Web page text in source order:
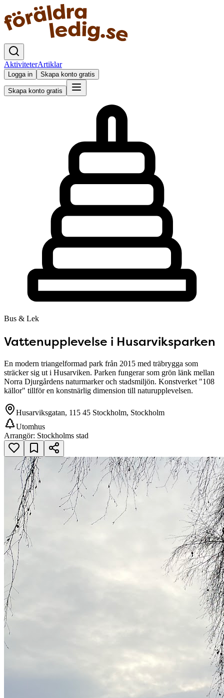
AktiviteterArtiklar
Logga in Skapa konto gratis
Skapa konto gratis
Bus & Lek
Vattenupplevelse i Husarviksparken
En modern triangelformad park från 2015 med träbrygga som
sträcker sig ut i Husarviken. Parken fungerar som grön länk mellan
Norra Djurgårdens naturmarker och stadsmiljön. Konstverket "108
källor" tillför en konstnärlig dimension till naturupplevelsen.
Husarviksgatan, 115 45 Stockholm, Stockholm
Utomhus
Arrangör: Stockholms stad
Husarviksgatan, 115 45 Stockholm, Stockholm
Öppna i Google Maps
Omdömen